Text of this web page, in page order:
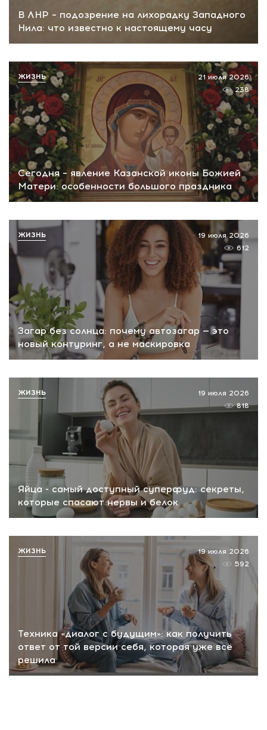
В ЛНР – подозрение на лихорадку Западного
Нила: что известно к настоящему часу
Сегодня – явление Казанской иконы Божией
Матери: особенности большого праздника
21 июля 2026
238
ЖИЗНЬ
Загар без солнца: почему автозагар — это
новый контуринг, а не маскировка
19 июля 2026
612
ЖИЗНЬ
Яйца - самый доступный суперфуд: секреты,
которые спасают нервы и белок
19 июля 2026
818
ЖИЗНЬ
Техника «диалог с будущим»: как получить
ответ от той версии себя, которая уже всё
решила
19 июля 2026
592
ЖИЗНЬ